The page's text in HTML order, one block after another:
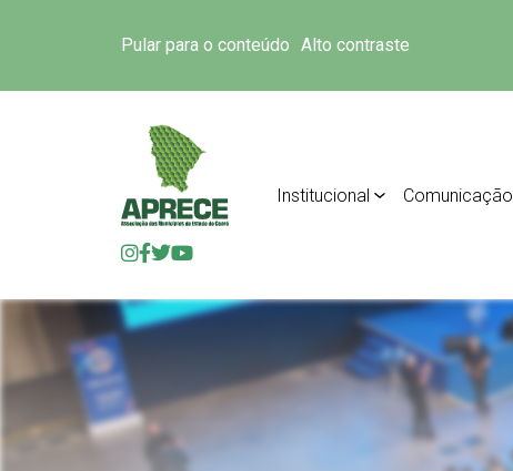
Pular para o conteúdo Alto contraste
Institucional Comunicação